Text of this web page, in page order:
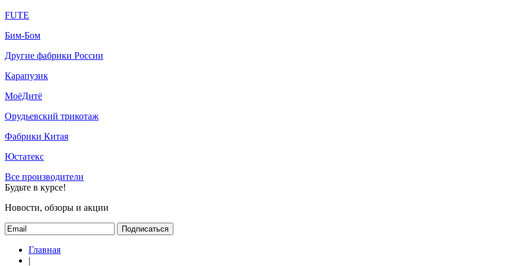
FUTE
Бим-Бом
Другие фабрики России
Карапузик
МоёДитё
Орудьевский трикотаж
Фабрики Китая
Юстатекс
Все производители
Будьте в курсе!
Новости, обзоры и акции
Подписаться
Главная
|